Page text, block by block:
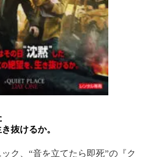
抜けるか。
ク、“音を立てたら即死”の『ク